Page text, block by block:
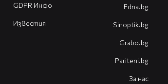
GDPR Инфо
Известия
Edna.bg
Sinoptik.bg
Grabo.bg
Pariteni.bg
За нас